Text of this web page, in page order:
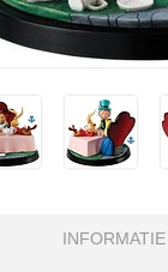
INFORMATIE